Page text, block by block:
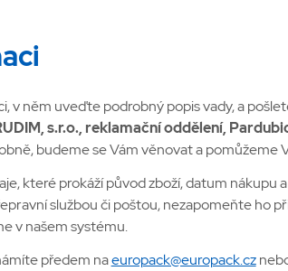
v něm uveďte podrobný popis vady, a
s.r.o., reklamační oddělení,
budeme se Vám věnovat a pomůžeme
které prokáží původ zboží, datum nákupu
službou či poštou, nezapomeňte ho
v našem systému.
předem naeuropack@europack.cz